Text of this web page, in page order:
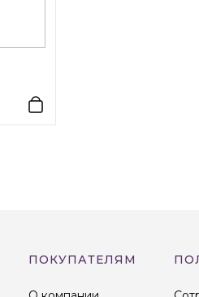
ПОКУПАТЕЛЯМ